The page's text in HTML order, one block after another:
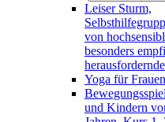
Leiser Sturm,
von
besonders
Yoga für
und Kindern